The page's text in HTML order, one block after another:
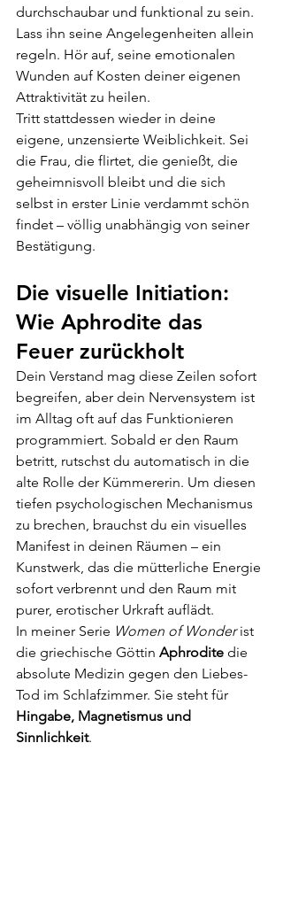
durchschaubar und funktional zu sein.
Lass ihn seine Angelegenheiten allein
regeln. Hör auf, seine emotionalen
Wunden auf Kosten deiner eigenen
Attraktivität zu heilen.
Tritt stattdessen wieder in deine
eigene, unzensierte Weiblichkeit. Sei
die Frau, die flirtet, die genießt, die
geheimnisvoll bleibt und die sich
selbst in erster Linie verdammt schön
findet – völlig unabhängig von seiner
Bestätigung.
Die visuelle Initiation:
Wie Aphrodite das
Feuer zurückholt
Dein Verstand mag diese Zeilen sofort
begreifen, aber dein Nervensystem ist
im Alltag oft auf das Funktionieren
programmiert. Sobald er den Raum
betritt, rutschst du automatisch in die
alte Rolle der Kümmererin. Um diesen
tiefen psychologischen Mechanismus
zu brechen, brauchst du ein visuelles
Manifest in deinen Räumen – ein
Kunstwerk, das die mütterliche Energie
sofort verbrennt und den Raum mit
purer, erotischer Urkraft auflädt.
In meiner Serie Women of Wonder ist
die griechische Göttin Aphrodite die
absolute Medizin gegen den Liebes-
Tod im Schlafzimmer. Sie steht für
Hingabe, Magnetismus und
Sinnlichkeit.